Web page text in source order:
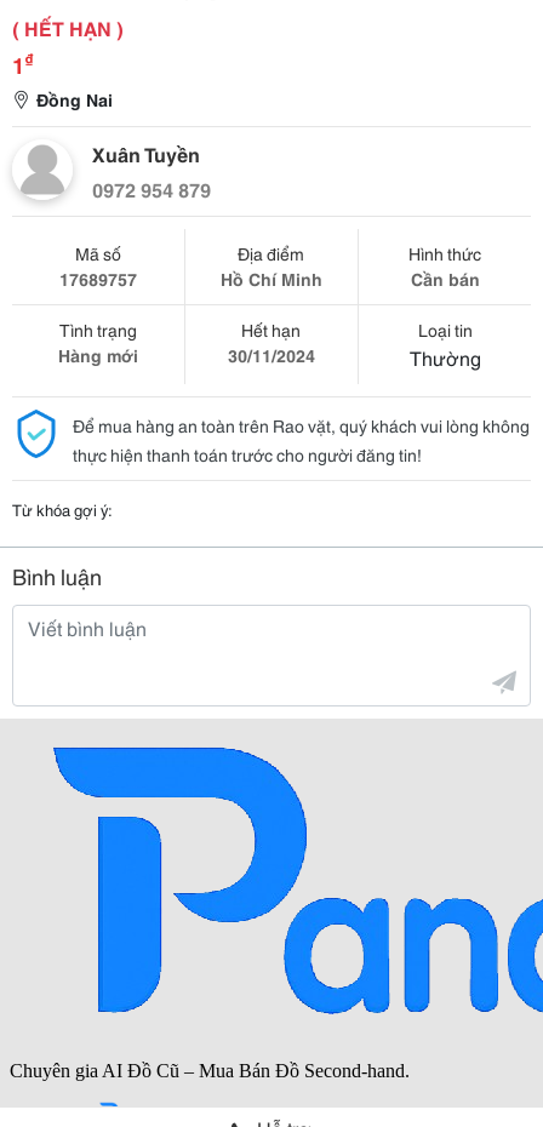
( HẾT HẠN )
1 ₫
Đồng Nai
Xuân Tuyền
0972 954 879
Mã số
17689757
Địa điểm
Hồ Chí Minh
Hình thức
Cần bán
Tình trạng
Hàng mới
Hết hạn
30/11/2024
Loại tin
Thường
Để mua hàng an toàn trên Rao vặt, quý khách vui lòng không
thực hiện thanh toán trước cho người đăng tin!
Từ khóa gợi ý:
Bình luận